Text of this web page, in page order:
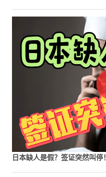
日本缺人是假？签证突然叫停！